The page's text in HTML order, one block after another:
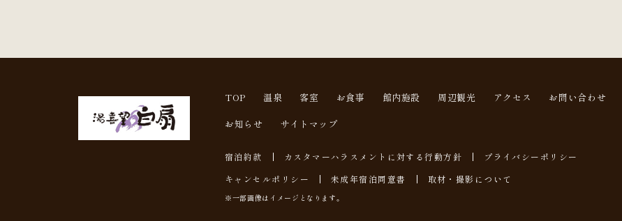
TOP 温泉 客室 お食事 館内施設 周辺観光 アクセス
お問い合わせ
お知らせ
サイトマップ
宿泊約款 カスタマーハラスメントに対する行動方針
プライバシーポリシー
キャンセルポリシー
未成年宿泊同意書 取材・撮影について
※一部画像はイメージとなります。